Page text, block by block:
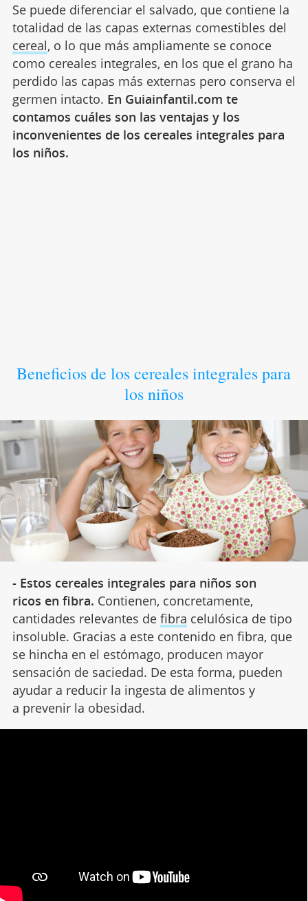
Se puede diferenciar el salvado, que contiene la
totalidad de las capas externas comestibles del
cereal, o lo que más ampliamente se conoce
como cereales integrales, en los que el grano ha
perdido las capas más externas pero conserva el
germen intacto. En Guiainfantil.com te
contamos cuáles son las ventajas y los
inconvenientes de los cereales integrales para
los niños.
Beneficios de los cereales integrales para
los niños
- Estos cereales integrales para niños son
ricos en fibra. Contienen, concretamente,
cantidades relevantes de fibra celulósica de tipo
insoluble. Gracias a este contenido en fibra, que
se hincha en el estómago, producen mayor
sensación de saciedad. De esta forma, pueden
ayudar a reducir la ingesta de alimentos y
a prevenir la obesidad.